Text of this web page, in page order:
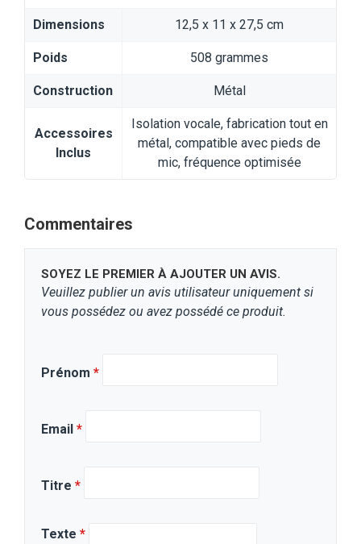
Dimensions ‎12,5 x 11 x 27,5 cm
Poids 508 grammes
Construction ‎Métal
Accessoires
Inclus
Isolation vocale, fabrication tout en
métal, compatible avec pieds de
mic, fréquence optimisée
Commentaires
SOYEZ LE PREMIER À AJOUTER UN AVIS.
Veuillez publier un avis utilisateur uniquement si
vous possédez ou avez possédé ce produit.
Prénom *
Email *
Titre *
Texte *